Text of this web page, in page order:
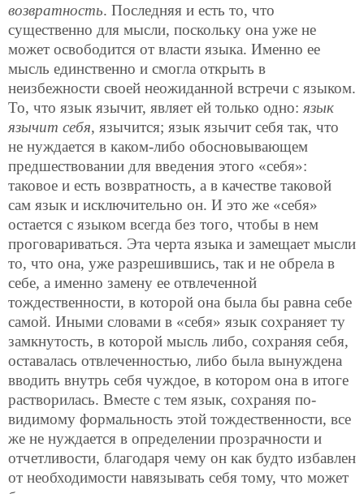
возвратность. Последняя и есть то, что
существенно для мысли, поскольку она уже не
может освободится от власти языка. Именно ее
мысль единственно и смогла открыть в
неизбежности своей неожиданной встречи с языком.
То, что язык язычит, являет ей только одно: язык
язычит себя, язычится; язык язычит себя так, что
не нуждается в каком-либо обосновывающем
предшествовании для введения этого «себя»:
таковое и есть возвратность, а в качестве таковой
сам язык и исключительно он. И это же «себя»
остается с языком всегда без того, чтобы в нем
проговариваться. Эта черта языка и замещает мысли
то, что она, уже разрешившись, так и не обрела в
себе, а именно замену ее отвлеченной
тождественности, в которой она была бы равна себе
самой. Иными словами в «себя» язык сохраняет ту
замкнутость, в которой мысль либо, сохраняя себя,
оставалась отвлеченностью, либо была вынуждена
вводить внутрь себя чуждое, в котором она в итоге
растворилась. Вместе с тем язык, сохраняя по-
видимому формальность этой тождественности, все
же не нуждается в определении прозрачности и
отчетливости, благодаря чему он как будто избавлен
от необходимости навязывать себя тому, что может